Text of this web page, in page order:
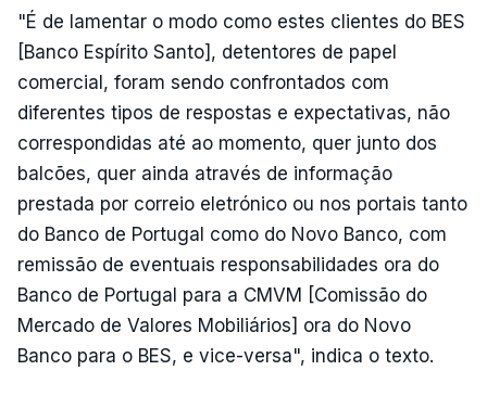
"É de lamentar o modo como estes clientes do BES
[Banco Espírito Santo], detentores de papel
comercial, foram sendo confrontados com
diferentes tipos de respostas e expectativas, não
correspondidas até ao momento, quer junto dos
balcões, quer ainda através de informação
prestada por correio eletrónico ou nos portais tanto
do Banco de Portugal como do Novo Banco, com
remissão de eventuais responsabilidades ora do
Banco de Portugal para a CMVM [Comissão do
Mercado de Valores Mobiliários] ora do Novo
Banco para o BES, e vice-versa", indica o texto.